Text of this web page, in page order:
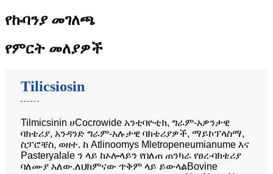
የኩባንያ መገለጫ
የምርት መለያዎች
Tilicsiosin
Tilmicsinin ሀCocrowide አንቲባዮቲክ, ግራም-አዎንታዊ
ባክቴሪያ, አንዳንድ ግራም-አሉታዊ ባክቴሪያዎች, ማይኮፕላስማ,
ስፓሮቼስ, ወዘተ. ከ Atlinoomys Mletropeneumianume እና
Pasteryalale ን ላይ ከኦሎላይን የበለጠ ጠንካራ የፀረ-ባክቴሪያ
ባለሙያ አለው.ለህክምናው ጥቅም ላይ ይውላልBovine